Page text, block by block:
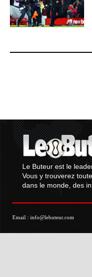
Le Buteur est le
Vous y trouverez
dans le monde, des
Email : info@lebuteur.com